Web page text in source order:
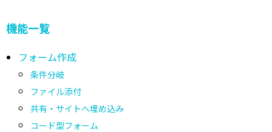
機能一覧
フォーム作成
条件分岐
ファイル添付
共有・サイトへ埋め込み
コード型フォーム